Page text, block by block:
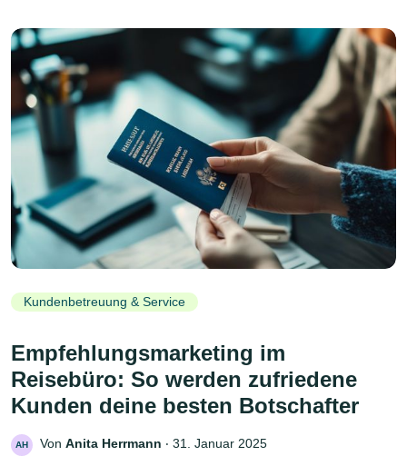
Kundenbetreuung & Service
Empfehlungsmarketing im
Reisebüro: So werden zufriedene
Kunden deine besten Botschafter
AH Von Anita Herrmann ‧ 31. Januar 2025